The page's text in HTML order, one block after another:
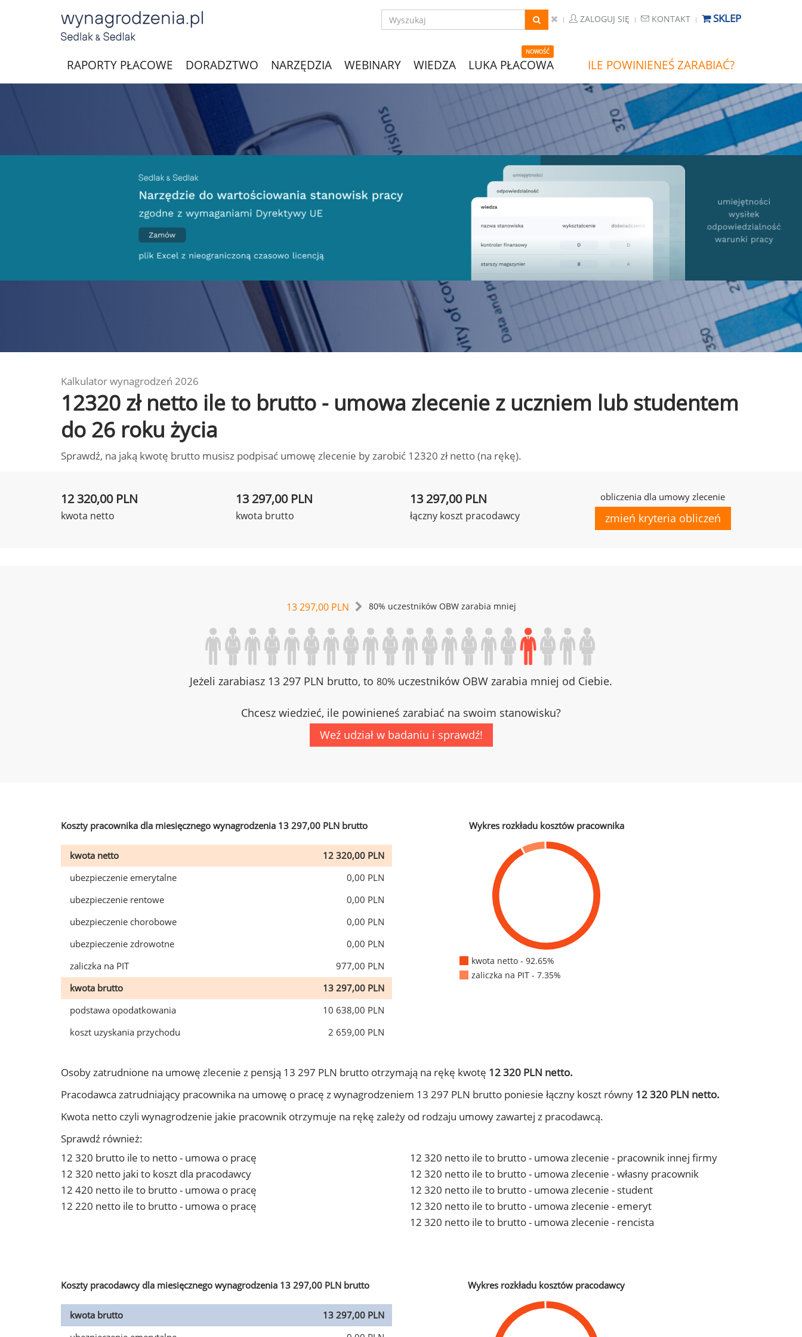
ZALOGUJ SIĘ KONTAKT SKLEP
RAPORTY PŁACOWE DORADZTWO NARZĘDZIA WEBINARY WIEDZA
NOWOŚĆ
LUKA PŁACOWA ILE POWINIENEŚ ZARABIAĆ?
Kalkulator wynagrodzeń 2026
12320 zł netto ile to brutto - umowa zlecenie z uczniem lub studentem
do 26 roku życia
Sprawdź, na jaką kwotę brutto musisz podpisać umowę zlecenie by zarobić 12320 zł netto (na rękę).
12 320,00 PLN
kwota netto
13 297,00 PLN
kwota brutto
13 297,00 PLN
łączny koszt pracodawcy
obliczenia dla umowy zlecenie
zmień kryteria obliczeń
13 297,00 PLN 80% uczestników OBW zarabia mniej
Jeżeli zarabiasz 13 297 PLN brutto, to 80% uczestników OBW zarabia mniej od Ciebie.
Chcesz wiedzieć, ile powinieneś zarabiać na swoim stanowisku?
Weź udział w badaniu i sprawdź!
Koszty pracownika dla miesięcznego wynagrodzenia 13 297,00 PLN brutto
kwota netto
12 320,00 PLN
ubezpieczenie emerytalne
0,00 PLN
ubezpieczenie rentowe
0,00 PLN
ubezpieczenie chorobowe
0,00 PLN
ubezpieczenie zdrowotne
0,00 PLN
zaliczka na PIT
977,00 PLN
kwota brutto
13 297,00 PLN
podstawa opodatkowania
10 638,00 PLN
koszt uzyskania przychodu
2 659,00 PLN
Wykres rozkładu kosztów pracownika
kwota netto - 92.65%
zaliczka na PIT - 7.35%
Osoby zatrudnione na umowę zlecenie z pensją 13 297 PLN brutto otrzymają na rękę kwotę 12 320 PLN netto.
Pracodawca zatrudniający pracownika na umowę o pracę z wynagrodzeniem 13 297 PLN brutto poniesie łączny koszt równy 12 320 PLN netto.
Kwota netto czyli wynagrodzenie jakie pracownik otrzymuje na rękę zależy od rodzaju umowy zawartej z pracodawcą.
Sprawdź również:
12 320 brutto ile to netto - umowa o pracę
12 320 netto jaki to koszt dla pracodawcy
12 420 netto ile to brutto - umowa o pracę
12 220 netto ile to brutto - umowa o pracę
12 320 netto ile to brutto - umowa zlecenie - pracownik innej firmy
12 320 netto ile to brutto - umowa zlecenie - własny pracownik
12 320 netto ile to brutto - umowa zlecenie - student
12 320 netto ile to brutto - umowa zlecenie - emeryt
12 320 netto ile to brutto - umowa zlecenie - rencista
Koszty pracodawcy dla miesięcznego wynagrodzenia 13 297,00 PLN brutto
kwota brutto
13 297,00 PLN
Wykres rozkładu kosztów pracodawcy